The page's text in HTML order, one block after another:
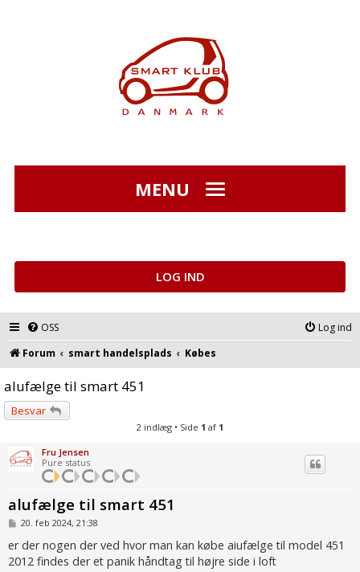
MENU
LOG IND
OSS
Log ind
Forum
smart handelsplads Købes
alufælge til smart 451
Besvar
2 indlæg • Side 1 af 1
Fru Jensen
Pure status
alufælge til smart 451
d
æ
20. feb 2024, 21:38
er der nogen der ved hvor man kan købe aiufælge til model 451
2012 findes der et panik håndtag til højre side i loft